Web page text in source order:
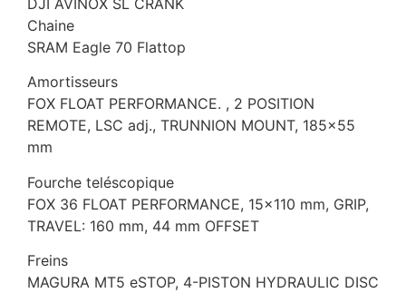
Chaine
SRAM Eagle 70 Flattop
Amortisseurs
FOX FLOAT PERFORMANCE. , 2 POSITION
REMOTE, LSC adj., TRUNNION MOUNT, 185×55
mm
Fourche teléscopique
FOX 36 FLOAT PERFORMANCE, 15×110 mm, GRIP,
TRAVEL: 160 mm, 44 mm OFFSET
Freins
MAGURA MT5 eSTOP, 4-PISTON HYDRAULIC DISC